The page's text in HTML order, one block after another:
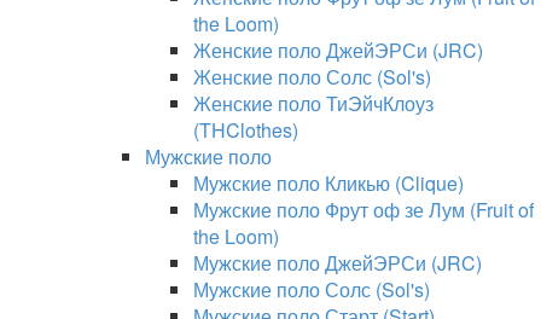
the Loom)
Женские поло ДжейЭРСи (JRC)
Женские поло Солс (Sol's)
Женские поло ТиЭйчКлоуз
(THClothes)
Мужские поло
Мужские поло Кликью (Clique)
Мужские поло Фрут оф зе Лум (Fruit of
the Loom)
Мужские поло ДжейЭРСи (JRC)
Мужские поло Солс (Sol's)